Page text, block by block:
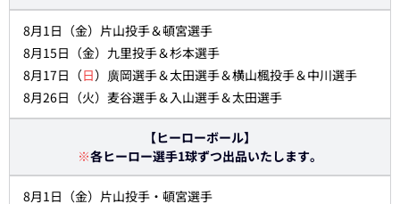
8月1日（金）片山投手＆頓宮選手
8月15日（金）九里投手＆杉本選手
8月17日（日）廣岡選手＆太田選手＆横山楓投手＆中川選手
8月26日（火）麦谷選手＆入山選手＆太田選手
【ヒーローボール】
※各ヒーロー選手1球ずつ出品いたします。
8月1日（金）片山投手・頓宮選手